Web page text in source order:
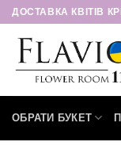
Пропустити
ДОСТАВКА КВІТІВ
ОБРАТИ БУКЕТ